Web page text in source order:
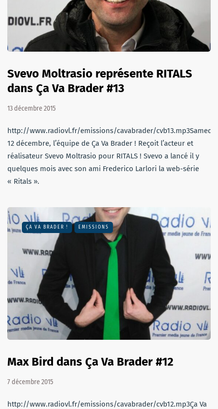
Svevo Moltrasio représente RITALS
dans Ça Va Brader #13
13 décembre 2015
http://www.radiovl.fr/emissions/cavabrader/cvb13.mp3Samedi
12 décembre, l’équipe de Ça Va Brader ! Reçoit l’acteur et
réalisateur Svevo Moltrasio pour RITALS ! Svevo a lancé il y
quelques mois avec son ami Frederico Larlori la web-série
« Ritals ».
ÇA VA BRADER ! EMISSIONS
Max Bird dans Ça Va Brader #12
7 décembre 2015
http://www.radiovl.fr/emissions/cavabrader/cvb12.mp3Ça Va